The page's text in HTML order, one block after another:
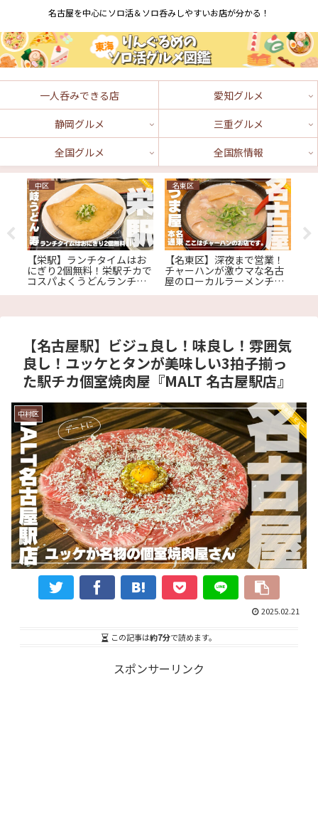
名古屋を中心にソロ活＆ソロ呑みしやすいお店が分かる！
一人呑みできる店
愛知グルメ
静岡グルメ
三重グルメ
全国グルメ
全国旅情報
中区
【栄駅】ランチタイムはお
にぎり2個無料！栄駅チカで
コスパよくうどんランチが
名東区
【名東区】深夜まで営業！
チャーハンが激ウマな名古
屋のローカルラーメンチェ
【名古屋駅】ビジュ良し！味良し！雰囲気
良し！ユッケとタンが美味しい3拍子揃っ
た駅チカ個室焼肉屋『MALT 名古屋駅店』
中村区
2025.02.21
この記事は約7分で読めます。
スポンサーリンク